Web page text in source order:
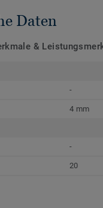
Daten
&
-
4 mm
-
20